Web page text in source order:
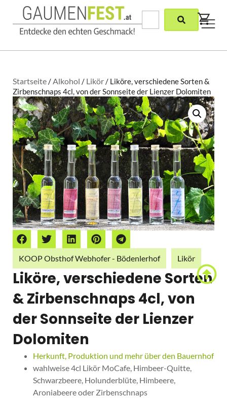
Startseite/Alkohol / Likör/ Liköre, verschiedene Sorten &
Zirbenschnaps 4cl, von der Sonnseite der Lienzer Dolomiten
KOOP Obsthof Webhofer - Bödenlerhof Likör
Liköre, verschiedene Sorten
& Zirbenschnaps 4cl, von
der Sonnseite der Lienzer
Dolomiten
Herkunft, Produktion und mehr über den Bauernhof
wahlweise 4cl Likör MoCafe, Himbeer-Quitte,
Schwarzbeere, Holunderblüte, Himbeere,
Aroniabeere oder Zirbenschnaps